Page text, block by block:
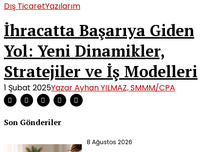
Dış TicaretYazılarım
İhracatta Başarıya Giden
Yol: Yeni Dinamikler,
Stratejiler ve İş Modelleri
1 Şubat 2025Yazar Ayhan YILMAZ, SMMM/CPA
Son Gönderiler
8 Ağustos 2026